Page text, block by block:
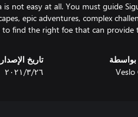
is not easy at all. You must guide
epic adventures, complex
to find the right foe that can
Veslo
تاريخ الإصدار
٢٦‏/٣‏/٢٠٢١